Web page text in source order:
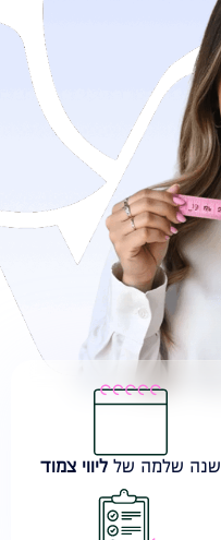
שנה שלמה של ליווי צמוד